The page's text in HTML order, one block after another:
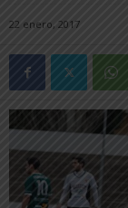
22 enero, 2017